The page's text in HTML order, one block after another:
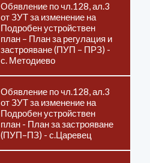
Обявление по чл.128, ал.3
от ЗУТ за изменение на
Подробен устройствен
план – План за регулация и
застрояване (ПУП – ПРЗ) -
с. Методиево
Обявление по чл.128, ал.3
от ЗУТ за изменение на
Подробен устройствен
план - План за застрояване
(ПУП–ПЗ) - с.Царевец